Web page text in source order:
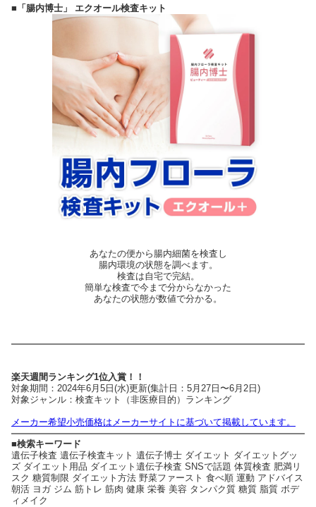
■「腸内博士」 エクオール検査キット
あなたの便から腸内細菌を検査し
腸内環境の状態を調べます。
検査は自宅で完結。
簡単な検査で今まで分からなかった
あなたの状態が数値で分かる。
楽天週間ランキング1位入賞！！
対象期間：2024年6月5日(水)更新(集計日：5月27日〜6月2日)
対象ジャンル：検査キット（非医療目的）ランキング
メーカー希望小売価格はメーカーサイトに基づいて掲載しています。
■検索キーワード
遺伝子検査 遺伝子検査キット 遺伝子博士 ダイエット ダイエットグッ
ズ ダイエット用品 ダイエット遺伝子検査 SNSで話題 体質検査 肥満リ
スク 糖質制限 ダイエット方法 野菜ファースト 食べ順 運動 アドバイス
朝活 ヨガ ジム 筋トレ 筋肉 健康 栄養 美容 タンパク質 糖質 脂質 ボデ
ィメイク